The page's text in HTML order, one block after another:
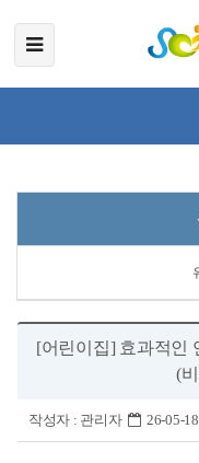
[어린이집] 효과적인
(
작성자 : 관리자 26-05-18